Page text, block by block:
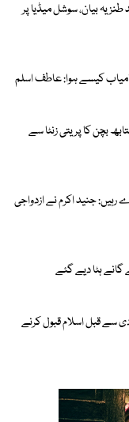
بیان، سوشل میڈیا پر
کیسے ہوا: عاطف اسلم
بچن کا پریتی زنٹا سے
دے رہیں: جنید اکرم نے ازدواجی
ہٹا دیے گئے
سے قبل اسلام قبول کرنے